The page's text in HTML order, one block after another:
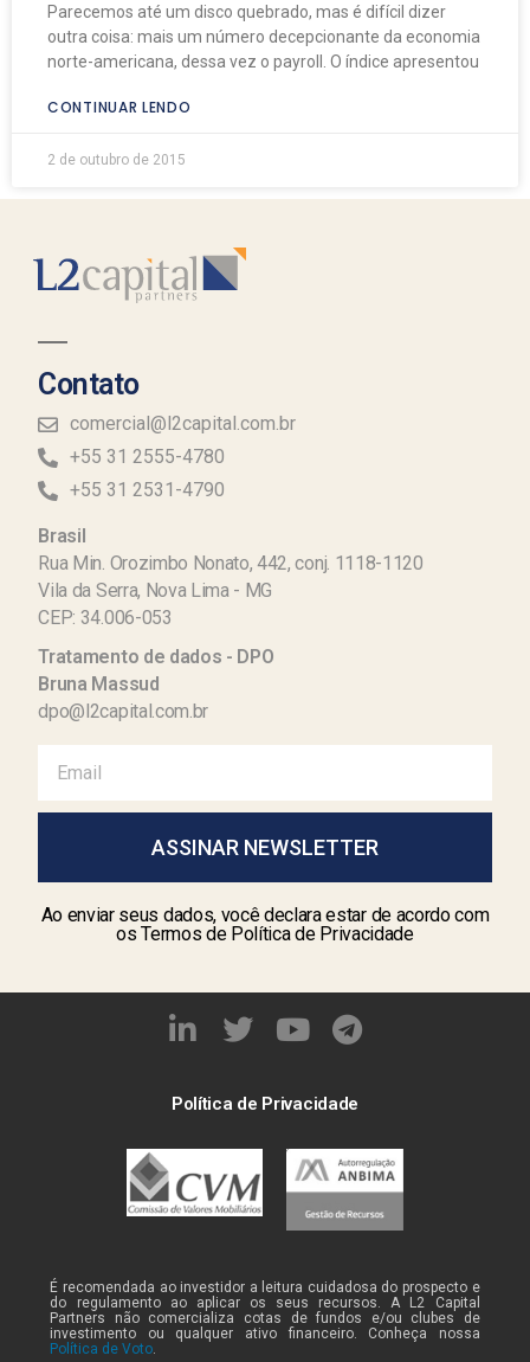
Parecemos até um disco quebrado, mas é difícil dizer
outra coisa: mais um número decepcionante da economia
norte-americana, dessa vez o payroll. O índice apresentou
CONTINUAR LENDO
2 de outubro de 2015
Contato
comercial@l2capital.com.br
+55 31 2555-4780
+55 31 2531-4790
Brasil
Rua Min. Orozimbo Nonato, 442, conj. 1118-1120
Vila da Serra, Nova Lima - MG
CEP: 34.006-053
Tratamento de dados - DPO
Bruna Massud
dpo@l2capital.com.br
ASSINAR NEWSLETTER
Ao enviar seus dados, você declara estar de acordo com
os Termos de Política de Privacidade
Política de Privacidade
É recomendada ao investidor a leitura cuidadosa do prospecto e
do regulamento ao aplicar os seus recursos. A L2 Capital
Partners não comercializa cotas de fundos e/ou clubes de
investimento ou qualquer ativo financeiro. Conheça nossa
Política de Voto.